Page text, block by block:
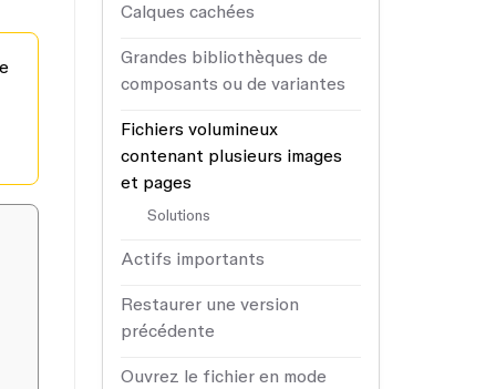
Calques cachées
Grandes bibliothèques de
composants ou de variantes
Fichiers volumineux
contenant plusieurs images
et pages
Solutions
Actifs importants
Restaurer une version
précédente
Ouvrez le fichier en mode